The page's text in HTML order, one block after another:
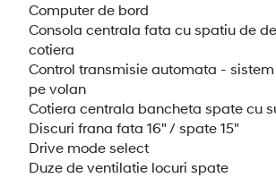
Computer de bord
Consola centrala fata cu spatiu de
cotiera
Control transmisie automata -
pe volan
Cotiera centrala bancheta spate cu
Discuri frana fata 16" / spate 15"
Drive mode select
Duze de ventilatie locuri spate